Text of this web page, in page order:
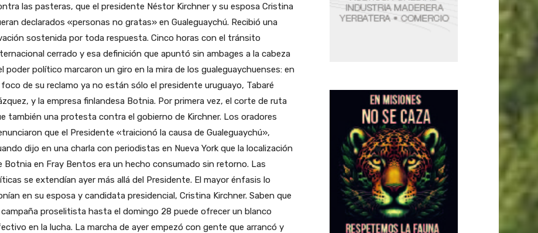
las pasteras, que el presidente Néstor Kirchner y su esposa Cristina
declarados «personas no gratas» en Gualeguaychú. Recibió una
sostenida por toda respuesta. Cinco horas con el tránsito
cerrado y esa definición que apuntó sin ambages a la cabeza
poder político marcaron un giro en la mira de los gualeguaychuenses: en
foco de su reclamo ya no están sólo el presidente uruguayo, Tabaré
y la empresa finlandesa Botnia. Por primera vez, el corte de ruta
también una protesta contra el gobierno de Kirchner. Los oradores
que el Presidente «traicionó la causa de Gualeguaychú»,
dijo en una charla con periodistas en Nueva York que la localización
Botnia en Fray Bentos era un hecho consumado sin retorno. Las
se extendían ayer más allá del Presidente. El mayor énfasis lo
en su esposa y candidata presidencial, Cristina Kirchner. Saben que
campaña proselitista hasta el domingo 28 puede ofrecer un blanco
en la lucha. La marcha de ayer empezó con gente que arrancó y